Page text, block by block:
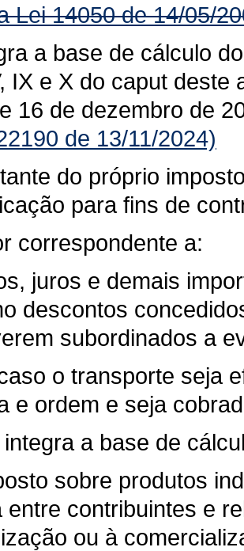
Lei 14050 de 14/05/
a base de cálculo
IX e X do caput
16 de dezembro de
de 13/11/2024)
do próprio
para fins de
correspondente a:
juros e demais
descontos
subordinados a
o transporte seja
e ordem e seja
integra a base de
sobre produtos
entre contribuintes e
ou à